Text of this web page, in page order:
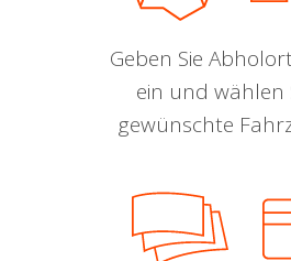
Geben Sie
ein und wählen
gewünschte